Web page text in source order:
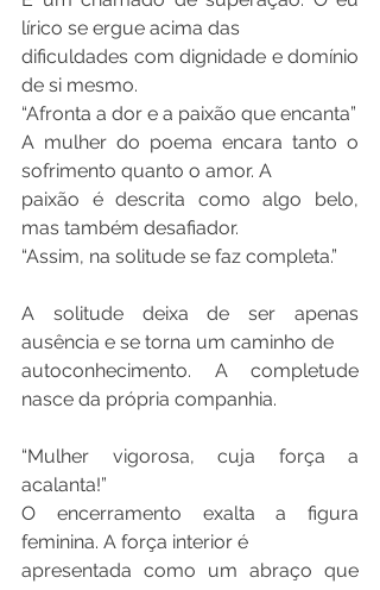
lírico se ergue acima das
dificuldades com dignidade e domínio
de si mesmo.
“Afronta a dor e a paixão que encanta”
A mulher do poema encara tanto o
sofrimento quanto o amor. A
paixão é descrita como algo belo,
mas também desafiador.
“Assim, na solitude se faz completa.”
A solitude deixa de ser apenas
ausência e se torna um caminho de
autoconhecimento. A completude
nasce da própria companhia.
“Mulher vigorosa, cuja força a
acalanta!”
O encerramento exalta a figura
feminina. A força interior é
apresentada como um abraço que